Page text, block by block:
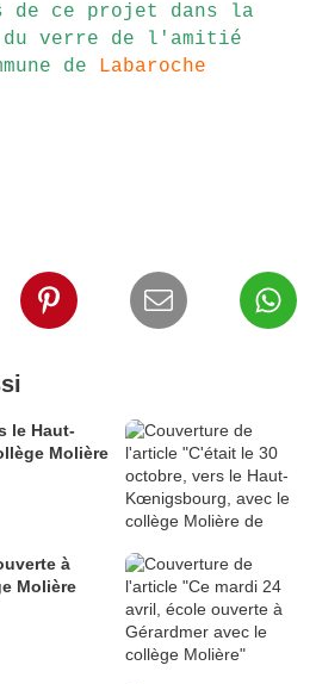
de ce projet dans la
verre de l'amitié
de Labaroche
le Haut-
Molière
à
Molière